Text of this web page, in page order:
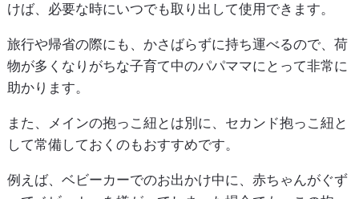
けば、必要な時にいつでも取り出して使用できます。
旅行や帰省の際にも、かさばらずに持ち運べるので、荷
物が多くなりがちな子育て中のパパママにとって非常に
助かります。
また、メインの抱っこ紐とは別に、セカンド抱っこ紐と
して常備しておくのもおすすめです。
例えば、ベビーカーでのお出かけ中に、赤ちゃんがぐず